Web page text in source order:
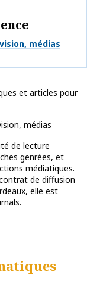
médias
et articles pour
médias
de lecture
genrées, et
médiatiques.
de diffusion
elle est